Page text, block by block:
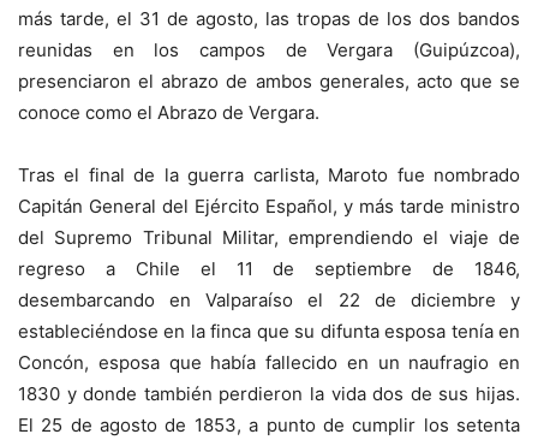
más tarde, el 31 de agosto, las tropas de los dos bandos
reunidas en los campos de Vergara (Guipúzcoa),
presenciaron el abrazo de ambos generales, acto que se
conoce como el Abrazo de Vergara.
Tras el final de la guerra carlista, Maroto fue nombrado
Capitán General del Ejército Español, y más tarde ministro
del Supremo Tribunal Militar, emprendiendo el viaje de
regreso a Chile el 11 de septiembre de 1846,
desembarcando en Valparaíso el 22 de diciembre y
estableciéndose en la finca que su difunta esposa tenía en
Concón, esposa que había fallecido en un naufragio en
1830 y donde también perdieron la vida dos de sus hijas.
El 25 de agosto de 1853, a punto de cumplir los setenta